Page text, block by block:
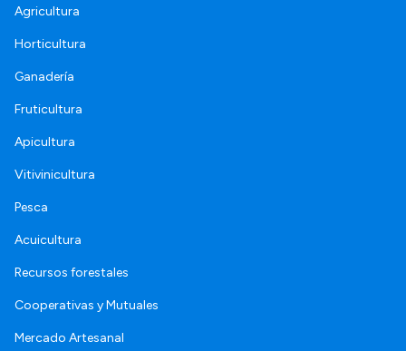
Agricultura
Horticultura
Ganadería
Fruticultura
Apicultura
Vitivinicultura
Pesca
Acuicultura
Recursos forestales
Cooperativas y Mutuales
Mercado Artesanal